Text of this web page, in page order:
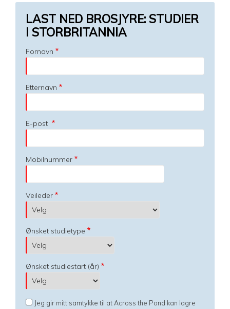
LAST NED BROSJYRE: STUDIER
I STORBRITANNIA
Fornavn
Etternavn
E-post
Mobilnummer
Veileder
Ønsket studietype
Ønsket studiestart (år)
Jeg gir mitt samtykke til at Across the Pond kan lagre